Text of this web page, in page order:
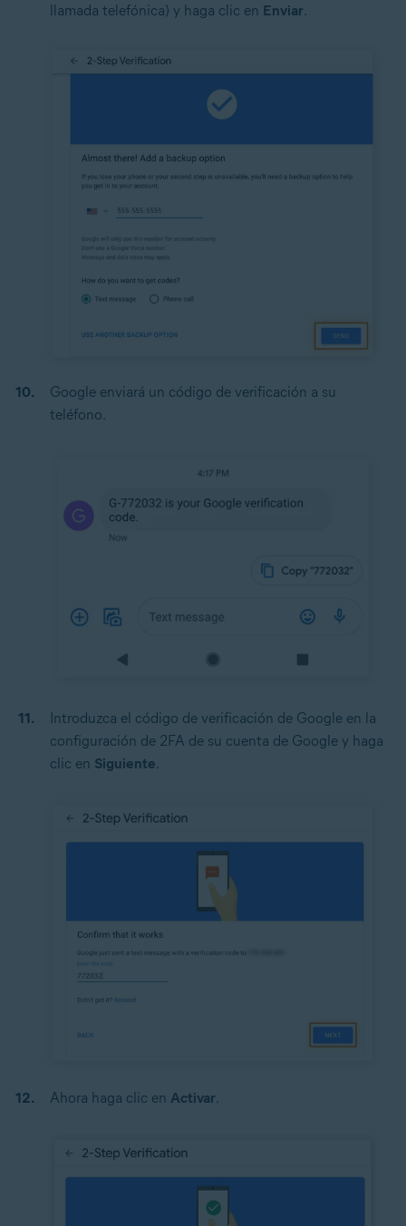
llamada telefónica) y haga clic en Enviar.
Google enviará un código de verificación a su
teléfono.
Introduzca el código de verificación de Google en la
configuración de 2FA de su cuenta de Google y haga
clic en Siguiente.
Ahora haga clic en Activar.